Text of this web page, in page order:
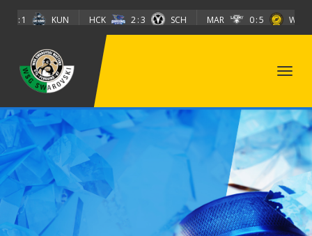
Direkt zum Inhalt
KUN HCK 2 3 SCH MAR 0 5 WEV